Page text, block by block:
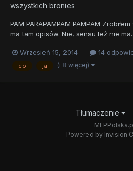
wszystkich bronies
PAM PARAPAMPAM PAMPAM
ma tam opisów. Nie, sensu też nie
pewnie pisałeś lepsze teksty w
przed czytaniem dobrze jest się
Wrzesień 15, 2014 14
co ja (i 8 więcej)
Tłumaczenie
Powered by Invision